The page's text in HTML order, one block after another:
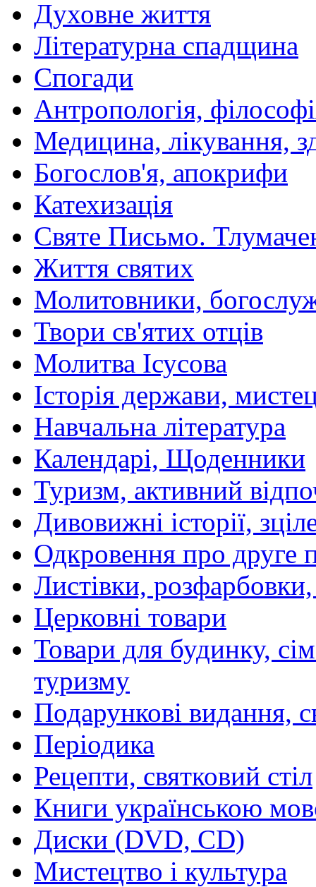
Духовне життя
Літературна спадщина
Спогади
Антропологія,
Медицина, лікування,
Богослов'я, апокрифи
Катехизація
Святе Письмо.
Життя святих
Молитовники,
Твори св'ятих отців
Молитва Ісусова
Історія держави,
Навчальна література
Календарі, Щоденники
Туризм, активний
Дивовижні історії,
Одкровення про друге
Листівки,
Церковні товари
Товари для будинку,
туризму
Подарункові видання,
Періодика
Рецепти, святковий стіл
Книги українською
Диски (DVD, CD)
Мистецтво і культура